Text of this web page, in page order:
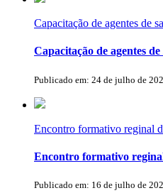
Capacitação de agentes de
Capacitação de agentes
Publicado em: 24 de julho de
Encontro formativo reginal
Encontro formativo
Publicado em: 16 de julho de